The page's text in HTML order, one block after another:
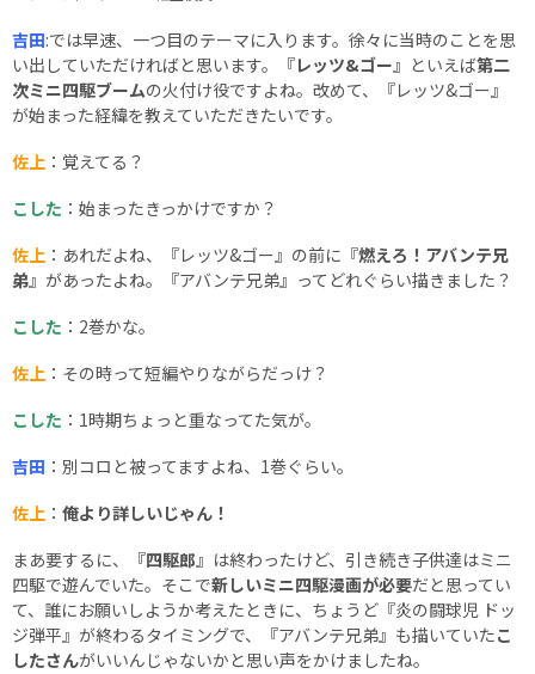
吉田:では早速、一つ目のテーマに入ります。徐々に当時のことを思
い出していただければと思います。『レッツ&ゴー』といえば第二
次ミニ四駆ブームの火付け役ですよね。改めて、『レッツ&ゴー』
が始まった経緯を教えていただきたいです。
佐上 ：覚えてる？
こした ：始まったきっかけですか？
佐上 ：あれだよね、『レッツ&ゴー』の前に『燃えろ！アバンテ兄
弟』があったよね。『アバンテ兄弟』ってどれぐらい描きました？
こした ：2巻かな。
佐上 ：その時って短編やりながらだっけ？
こした ：1時期ちょっと重なってた気が。
吉田 ：別コロと被ってますよね、1巻ぐらい。
佐上 ： 俺より詳しいじゃん！
まあ要するに、『四駆郎』は終わったけど、引き続き子供達はミニ
四駆で遊んでいた。そこで新しいミニ四駆漫画が必要だと思ってい
て、誰にお願いしようか考えたときに、ちょうど『炎の闘球児 ドッ
ジ弾平』が終わるタイミングで、『アバンテ兄弟』も描いていたこ
したさんがいいんじゃないかと思い声をかけましたね。